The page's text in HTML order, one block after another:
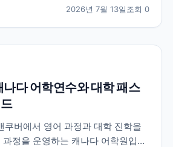
준비 사항을 정리했습니다.
2026년 7월 13일조회 0
다 어학연수와 대학 패스
쿠버에서 영어 과정과 대학 진학을
정을 운영하는 캐나다 어학원입니